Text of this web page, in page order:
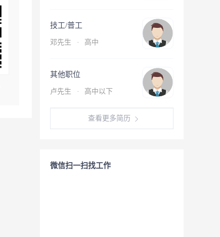
技工/普工
邓先生 · 高中
其他职位
卢先生 · 高中以下
查看更多简历
微信扫一扫找工作